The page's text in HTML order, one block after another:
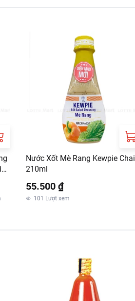
Nước Xốt Mè Rang Kewpie Chai
210ml
55.500 ₫
101 Lượt xem